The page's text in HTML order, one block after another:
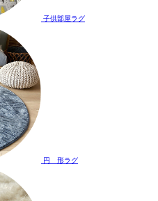
子供部屋ラグ
円 形ラグ